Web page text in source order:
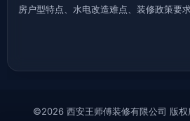
房户型特点、水电改造难点、装修政策要求
©2026 西安王师傅装修有限公司 版权